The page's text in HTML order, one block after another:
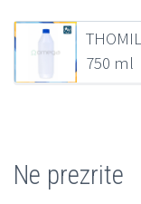
750 ml
Ne prezrite